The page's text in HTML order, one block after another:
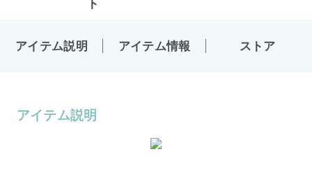
アイテム説明 アイテム情報 ストア
アイテム説明